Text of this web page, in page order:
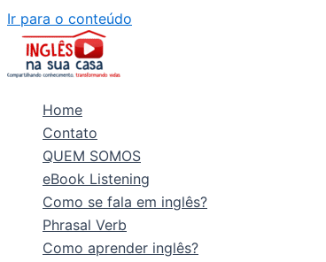
Ir para o conteúdo
Home
Contato
QUEM SOMOS
eBook Listening
Como se fala em inglês?
Phrasal Verb
Como aprender inglês?